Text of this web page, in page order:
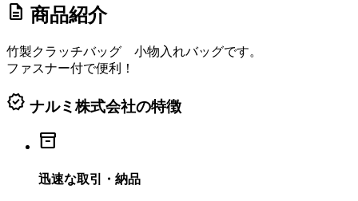
description 商品紹介
竹製クラッチバッグ 小物入れバッグです。
ファスナー付で便利！
verified ナルミ株式会社の特徴
inventory_2
迅速な取引・納品